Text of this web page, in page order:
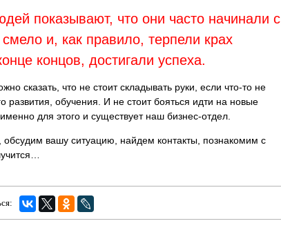
показывают, что они часто начинали с
и, как правило, терпели крах
концов, достигали успеха.
сказать, что не стоит складывать руки, если что-то не
развития, обучения. И не стоит бояться идти на новые
для этого и существует наш бизнес-отдел.
вашу ситуацию, найдем контакты, познакомим с